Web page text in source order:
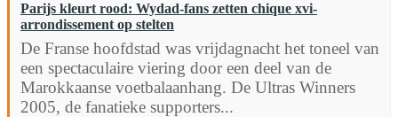
Parijs kleurt rood: Wydad-fans zetten chique xvi-
arrondissement op stelten
De Franse hoofdstad was vrijdagnacht het toneel van
een spectaculaire viering door een deel van de
Marokkaanse voetbalaanhang. De Ultras Winners
2005, de fanatieke supporters...